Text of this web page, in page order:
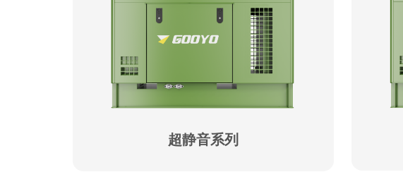
超静音系列